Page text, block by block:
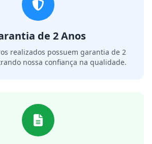
de 2 Anos
realizados possuem garantia de 2
nossa confiança na qualidade.